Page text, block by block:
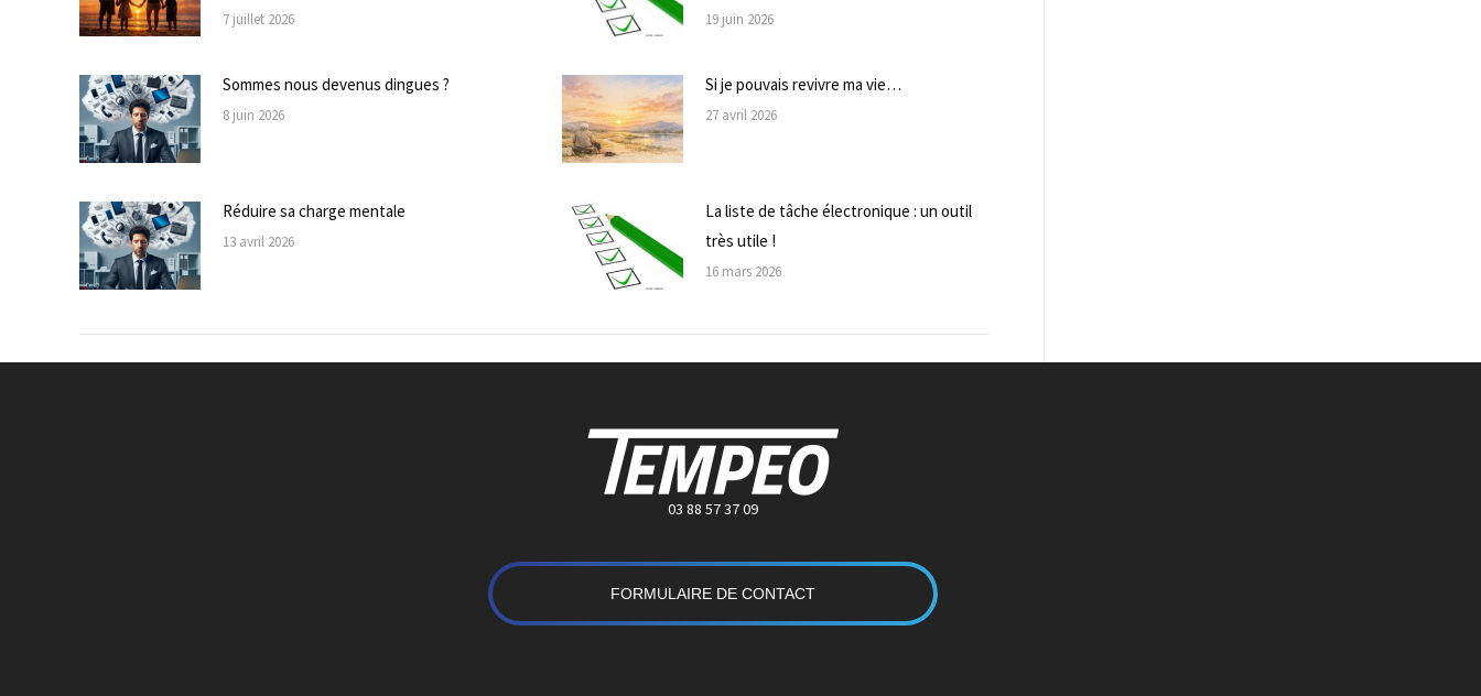
7 juillet 2026 19 juin 2026
Sommes nous devenus dingues ?
8 juin 2026
Si je pouvais revivre ma vie…
27 avril 2026
Réduire sa charge mentale
13 avril 2026
La liste de tâche électronique : un outil
très utile !
16 mars 2026
03 88 57 37 09
FORMULAIRE DE CONTACT